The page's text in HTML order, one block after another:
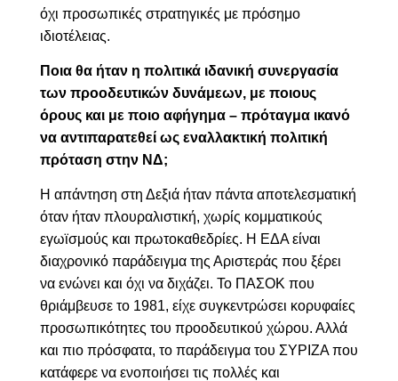
όχι προσωπικές στρατηγικές με πρόσημο
ιδιοτέλειας.
Ποια θα ήταν η πολιτικά ιδανική συνεργασία
των προοδευτικών δυνάμεων, με ποιους
όρους και με ποιο αφήγημα – πρόταγμα ικανό
να αντιπαρατεθεί ως εναλλακτική πολιτική
πρόταση στην ΝΔ;
Η απάντηση στη Δεξιά ήταν πάντα αποτελεσματική
όταν ήταν πλουραλιστική, χωρίς κομματικούς
εγωϊσμούς και πρωτοκαθεδρίες. Η ΕΔΑ είναι
διαχρονικό παράδειγμα της Αριστεράς που ξέρει
να ενώνει και όχι να διχάζει. Το ΠΑΣΟΚ που
θριάμβευσε το 1981, είχε συγκεντρώσει κορυφαίες
προσωπικότητες του προοδευτικού χώρου. Αλλά
και πιο πρόσφατα, το παράδειγμα του ΣΥΡΙΖΑ που
κατάφερε να ενοποιήσει τις πολλές και